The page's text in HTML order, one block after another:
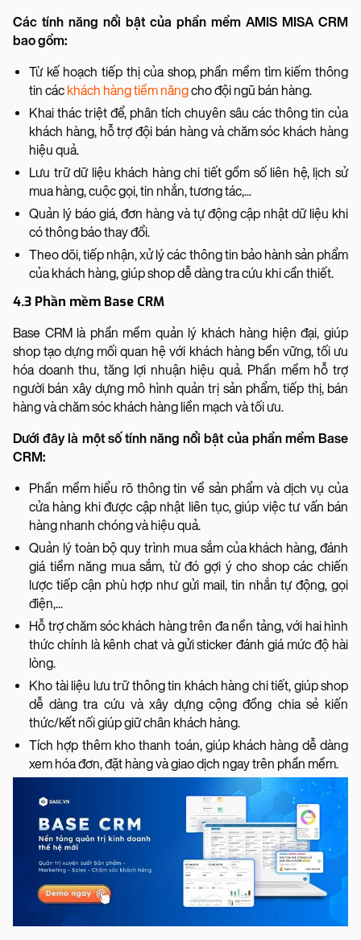
Các tính năng nổi bật của phần mềm AMIS MISA CRM
bao gồm:
Từ kế hoạch tiếp thị của shop, phần mềm tìm kiếm thông
tin các khách hàng tiềm năngcho đội ngũ bán hàng.
Khai thác triệt để, phân tích chuyên sâu các thông tin của
khách hàng, hỗ trợ đội bán hàng và chăm sóc khách hàng
hiệu quả.
Lưu trữ dữ liệu khách hàng chi tiết gồm số liên hệ, lịch sử
mua hàng, cuộc gọi, tin nhắn, tương tác,...
Quản lý báo giá, đơn hàng và tự động cập nhật dữ liệu khi
có thông báo thay đổi.
Theo dõi, tiếp nhận, xử lý các thông tin bảo hành sản phẩm
của khách hàng, giúp shop dễ dàng tra cứu khi cần thiết.
4.3 Phần mềm Base CRM
Base CRM là phần mềm quản lý khách hàng hiện đại, giúp
shop tạo dựng mối quan hệ với khách hàng bền vững, tối ưu
hóa doanh thu, tăng lợi nhuận hiệu quả. Phần mềm hỗ trợ
người bán xây dựng mô hình quản trị sản phẩm, tiếp thị, bán
hàng và chăm sóc khách hàng liền mạch và tối ưu.
Dưới đây là một số tính năng nổi bật của phần mềm Base
CRM:
Phần mềm hiểu rõ thông tin về sản phẩm và dịch vụ của
cửa hàng khi được cập nhật liên tục, giúp việc tư vấn bán
hàng nhanh chóng và hiệu quả.
Quản lý toàn bộ quy trình mua sắm của khách hàng, đánh
giá tiềm năng mua sắm, từ đó gợi ý cho shop các chiến
lược tiếp cận phù hợp như gửi mail, tin nhắn tự động, gọi
điện,...
Hỗ trợ chăm sóc khách hàng trên đa nền tảng, với hai hình
thức chính là kênh chat và gửi sticker đánh giá mức độ hài
lòng.
Kho tài liệu lưu trữ thông tin khách hàng chi tiết, giúp shop
dễ dàng tra cứu và xây dựng cộng đồng chia sẻ kiến
thức/kết nối giúp giữ chân khách hàng.
Tích hợp thêm kho thanh toán, giúp khách hàng dễ dàng
xem hóa đơn, đặt hàng và giao dịch ngay trên phần mềm.